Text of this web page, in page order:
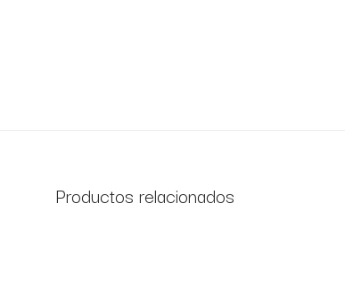
Productos relacionados